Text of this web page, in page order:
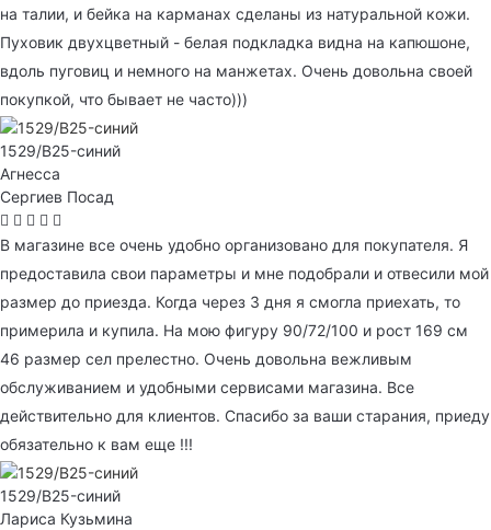
на талии, и бейка на карманах сделаны из натуральной кожи.
Пуховик двухцветный - белая подкладка видна на капюшоне,
вдоль пуговиц и немного на манжетах. Очень довольна своей
покупкой, что бывает не часто)))
1529/B25-синий
Агнесса
Сергиев Посад
В магазине все очень удобно организовано для покупателя. Я
предоставила свои параметры и мне подобрали и отвесили мой
размер до приезда. Когда через 3 дня я смогла приехать, то
примерила и купила. На мою фигуру 90/72/100 и рост 169 см
46 размер сел прелестно. Очень довольна вежливым
обслуживанием и удобными сервисами магазина. Все
действительно для клиентов. Спасибо за ваши старания, приеду
обязательно к вам еще !!!
1529/B25-синий
Лариса Кузьмина